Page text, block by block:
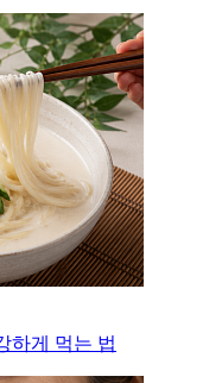
하게 먹는 법